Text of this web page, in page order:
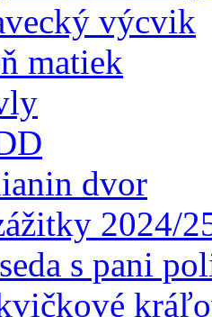
výcvik
matiek
dvor
2024/
s pani